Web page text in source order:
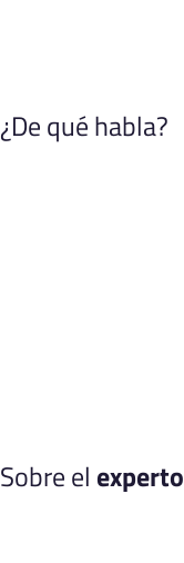
¿De qué habla?
Sobre el experto